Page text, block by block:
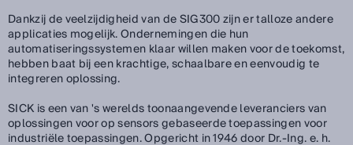
Dankzij de veelzijdigheid van de SIG300 zijn er talloze andere
applicaties mogelijk. Ondernemingen die hun
automatiseringssystemen klaar willen maken voor de toekomst,
hebben baat bij een krachtige, schaalbare en eenvoudig te
integreren oplossing.
SICK is een van 's werelds toonaangevende leveranciers van
oplossingen voor op sensors gebaseerde toepassingen voor
industriële toepassingen. Opgericht in 1946 door Dr.-Ing. e. h.